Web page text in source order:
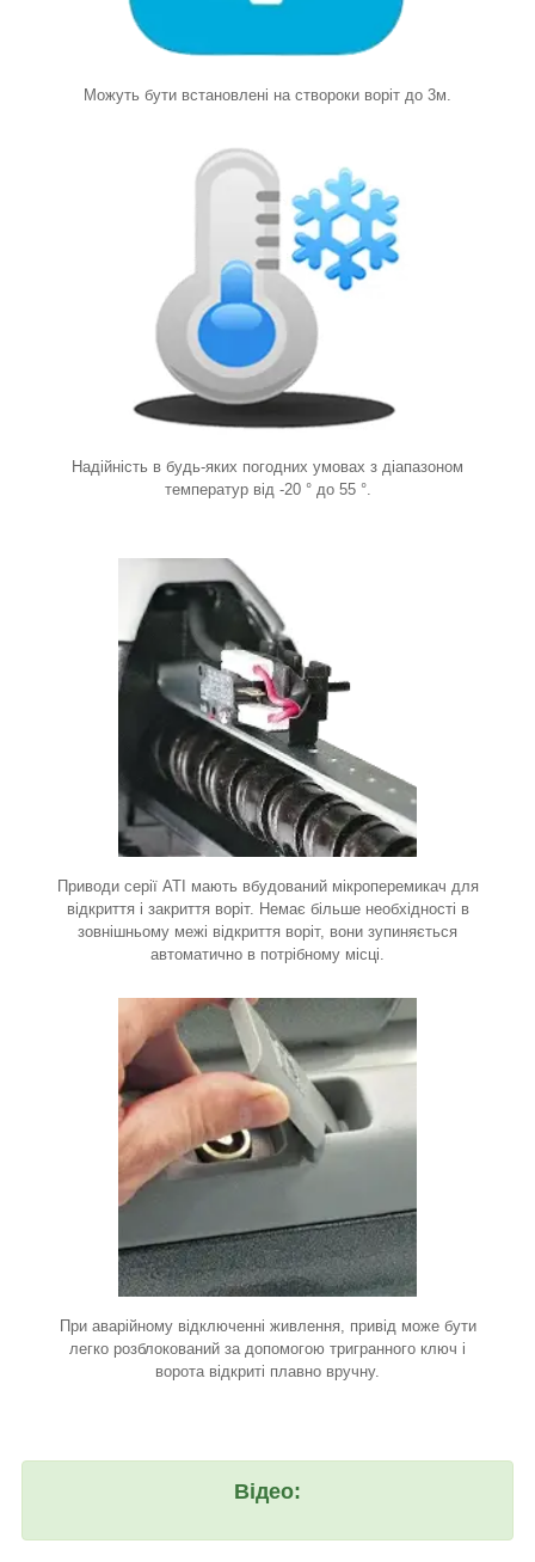
Можуть бути встановлені на створоки воріт до 3м.
Надійність в будь-яких погодних умовах з діапазоном
температур від -20 ° до 55 °.
Приводи серії ATI мають вбудований мікроперемикач для
відкриття і закриття воріт. Немає більше необхідності в
зовнішньому межі відкриття воріт, вони зупиняється
автоматично в потрібному місці.
При аварійному відключенні живлення, привід може бути
легко розблокований за допомогою тригранного ключ і
ворота відкриті плавно вручну.
Відео: